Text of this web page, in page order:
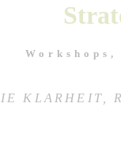
KLARHEIT,